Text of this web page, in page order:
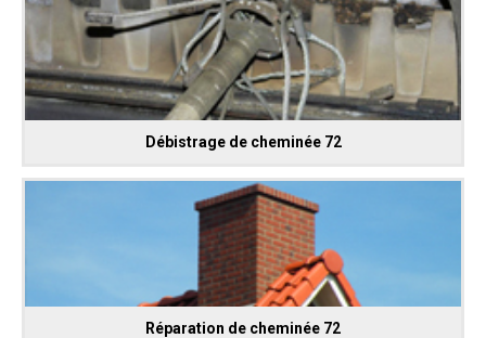
Débistrage de cheminée 72
Réparation de cheminée 72